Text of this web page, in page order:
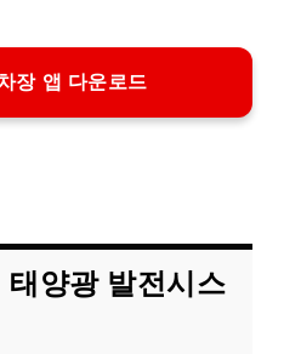
장 앱 다운로드
양광 발전시스